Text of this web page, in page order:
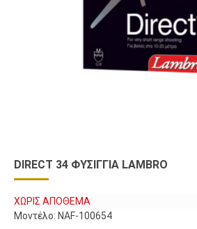
DIRECT 34 ΦΥΣΊΓΓΙΑ LAMBRO
ΧΩΡΊΣ ΑΠΌΘΕΜΑ
Μοντέλο: NAF-100654